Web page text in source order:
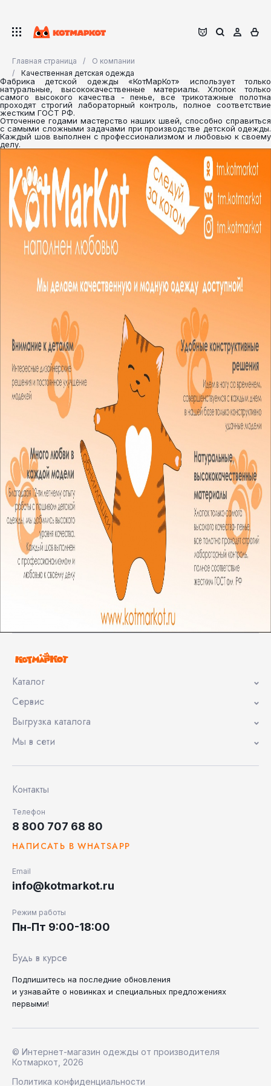
Главная страница
О компании
Качественная детская одежда
Фабрика детской одежды «КотМарКот» использует только
натуральные, высококачественные материалы. Хлопок только
самого высокого качества - пенье, все трикотажные полотна
проходят строгий лабораторный контроль, полное соответствие
жестким ГОСТ РФ.
Отточенное годами мастерство наших швей, способно справиться
с самыми сложными задачами при производстве детской одежды.
Каждый шов выполнен с профессионализмом и любовью к своему
делу.
Каталог
Сервис
Выгрузка каталога
Мы в сети
Контакты
Телефон
8 800 707 68 80
НАПИСАТЬ В WHATSAPP
Email
info@kotmarkot.ru
Режим работы
Пн-Пт 9:00-18:00
Будь в курсе
Подпишитесь на последние обновления
и узнавайте о новинках и специальных предложениях
первыми!
© Интернет-магазин одежды от производителя
Котмаркот, 2026
Политика конфиденциальности